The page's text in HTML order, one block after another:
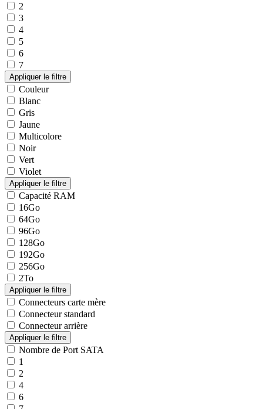
2
3
4
5
6
7
Couleur
Blanc
Gris
Jaune
Multicolore
Noir
Vert
Violet
Capacité RAM
16Go
64Go
96Go
128Go
192Go
256Go
2To
Connecteurs carte mère
Connecteur standard
Connecteur arrière
Nombre de Port SATA
1
2
4
6